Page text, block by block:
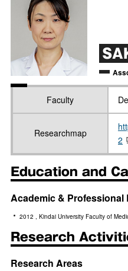
Faculty
Researchmap
2
Education and
Academic & Professional
2012 , Kindai University Faculty of
Research
Research Areas